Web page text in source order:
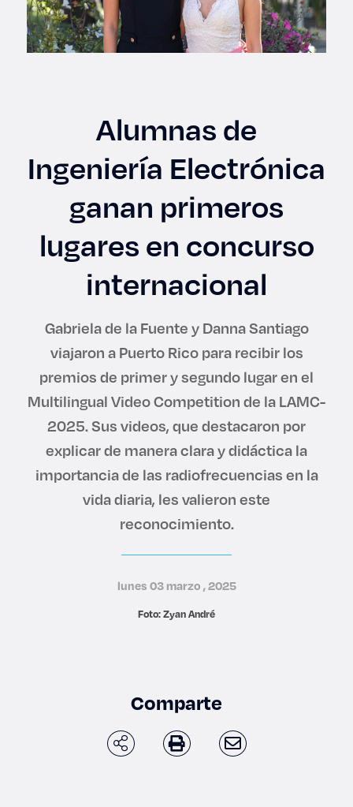
Aspirantes
Graduaciones
CRUCE
Lo más buscado
Carreras
Derecho
Prepa ITESO
Becas
Sustentabilidad
Alumnas de
Ingeniería Electrónica
ganan primeros
lugares en concurso
internacional
Gabriela de la Fuente y Danna Santiago
viajaron a Puerto Rico para recibir los
premios de primer y segundo lugar en el
Multilingual Video Competition de la LAMC-
2025. Sus videos, que destacaron por
explicar de manera clara y didáctica la
importancia de las radiofrecuencias en la
vida diaria, les valieron este
reconocimiento.
lunes 03 marzo , 2025
Foto: Zyan André
Comparte